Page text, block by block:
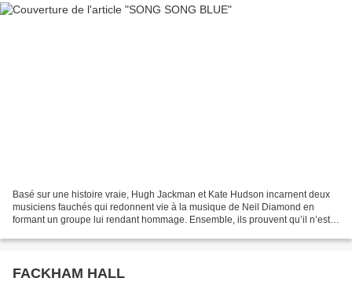
Basé sur une histoire vraie, Hugh Jackman et Kate Hudson incarnent deux
musiciens fauchés qui redonnent vie à la musique de Neil Diamond en
formant un groupe lui rendant hommage. Ensemble, ils prouvent qu’il n’est
FACKHAM HALL